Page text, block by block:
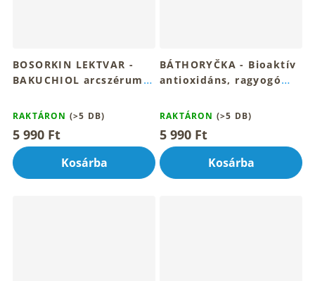
BOSORKIN LEKTVAR -
BAKUCHIOL arcszérum
termék
átlagos
értékelése
5-
ből
4,7
RAKTÁRON (>5 DB)
5 990 Ft
Kosárba
BÁTHORYČKA - Bioaktív
antioxidáns, ragyogó
termék
átlagos
értékelése
5-
ből
4,7
RAKTÁRON (>5 DB)
5 990 Ft
Kosárba